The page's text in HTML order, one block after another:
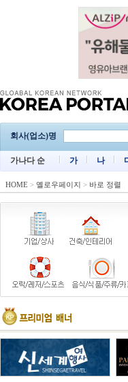
회사(업소)명
가나다 순 가 나
HOME > 옐로우페이지 > 바로 정렬